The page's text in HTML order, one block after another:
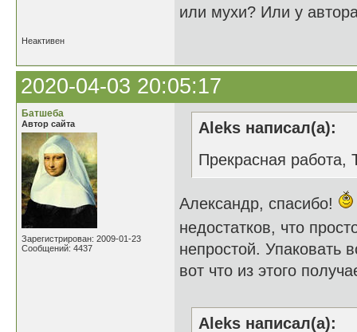
или мухи? Или у
Неактивен
2020-04-03 20:05:17
Батшеба
Автор сайта
Зарегистрирован: 2009-01-23
Сообщений: 4437
Aleks написал(а):
Прекрасная работа,
Александр, спасибо!
недостатков, что
непростой. Упаковать
вот что из этого
Aleks написал(а):